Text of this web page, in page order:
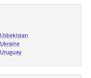
Usbekistan
Ukraine
Uruguay